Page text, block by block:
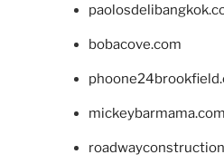
bobacove.com
mickeybarmama.com